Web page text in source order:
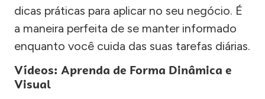
dicas práticas para aplicar no seu negócio. É
a maneira perfeita de se manter informado
enquanto você cuida das suas tarefas diárias.
Vídeos: Aprenda de Forma Dinâmica e
Visual